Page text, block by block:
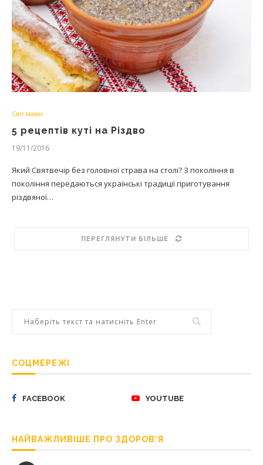
Світ мами
5 рецептів куті на Різдво
19/11/2016
Який Святвечір без головної страва на столі? З покоління в
покоління передаються українські традиції приготування
різдвяної…
ПЕРЕГЛЯНУТИ БІЛЬШЕ
СОЦМЕРЕЖІ
FACEBOOK YOUTUBE
НАЙВАЖЛИВІШЕ ПРО ЗДОРОВ’Я